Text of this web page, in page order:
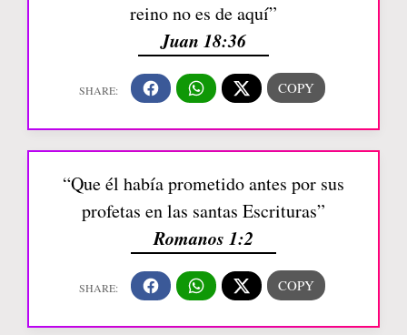
reino no es de aquí”
Juan 18:36
“Que él había prometido antes por sus
profetas en las santas Escrituras”
Romanos 1:2